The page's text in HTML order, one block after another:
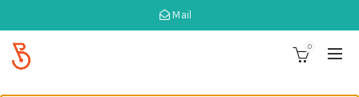
Mail
0